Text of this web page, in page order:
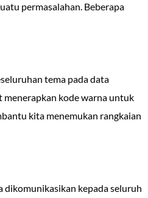
permasalahan. Beberapa
tema pada data
kode warna untuk
kita menemukan rangkaian
dikomunikasikan kepada seluruh